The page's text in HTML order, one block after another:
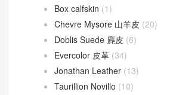
Box calfskin (1)
Chevre Mysore 山羊皮 (20)
Doblis Suede 麂皮 (6)
Evercolor 皮革 (34)
Jonathan Leather (13)
Taurillion Novillo (10)